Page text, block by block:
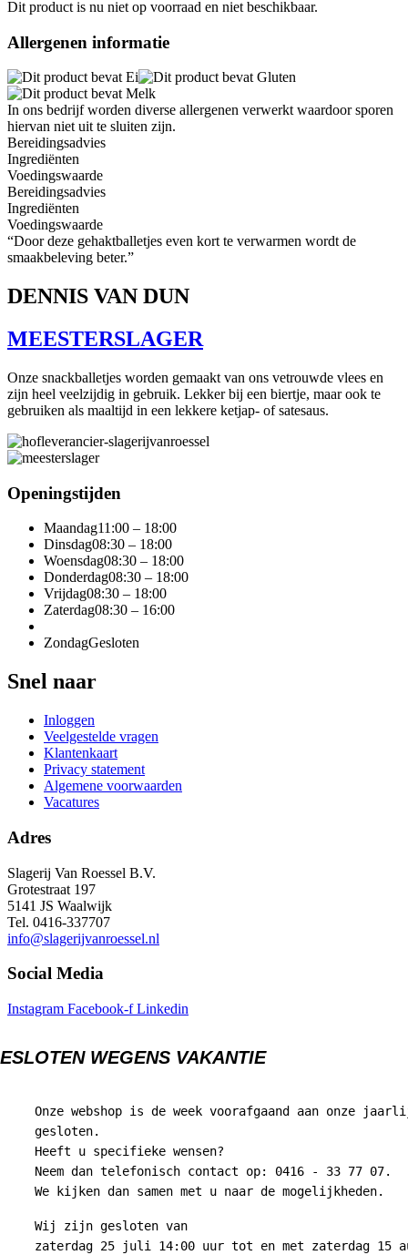
Dit product is nu niet op voorraad en niet beschikbaar.
Allergenen informatie
In ons bedrijf worden diverse allergenen verwerkt waardoor sporen
hiervan niet uit te sluiten zijn.
Bereidingsadvies
Ingrediënten
Voedingswaarde
Bereidingsadvies
Ingrediënten
Voedingswaarde
“Door deze gehaktballetjes even kort te verwarmen wordt de
smaakbeleving beter.”
DENNIS VAN DUN
MEESTERSLAGER
Onze snackballetjes worden gemaakt van ons vetrouwde vlees en
zijn heel veelzijdig in gebruik. Lekker bij een biertje, maar ook te
gebruiken als maaltijd in een lekkere ketjap- of satesaus.
Openingstijden
Maandag11:00 – 18:00
Dinsdag08:30 – 18:00
Woensdag08:30 – 18:00
Donderdag08:30 – 18:00
Vrijdag08:30 – 18:00
Zaterdag08:30 – 16:00
ZondagGesloten
Snel naar
Inloggen
Veelgestelde vragen
Klantenkaart
Privacy statement
Algemene voorwaarden
Vacatures
Adres
Slagerij Van Roessel B.V.
Grotestraat 197
5141 JS Waalwijk
Tel. 0416-337707
info@slagerijvanroessel.nl
Social Media
Instagram Facebook-f Linkedin
WEGENS VAKANTIE
Onze webshop is de week voorafgaand aan onze
gesloten.
Heeft u specifieke wensen?
Neem dan telefonisch contact op: 0416 - 33 77 07.
We kijken dan samen met u naar de mogelijkheden.
Wij zijn gesloten van
zaterdag 25 juli 14:00 uur tot en met zaterdag 15